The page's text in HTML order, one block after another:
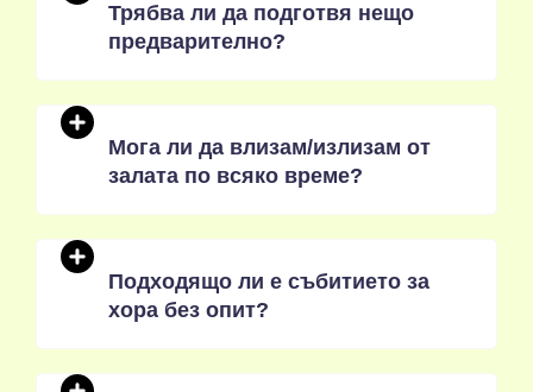
Трябва ли да подготвя нещо
предварително?
Мога ли да влизам/излизам от
залата по всяко време?
Подходящо ли е събитието за
хора без опит?